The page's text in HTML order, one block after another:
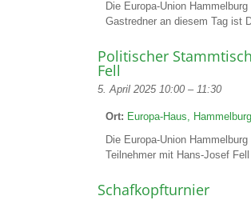
Die Europa-Union
Gastredner an diesem Tag ist
Politischer
Fell
5. April 2025 10:00 – 11:30
Ort: Europa-Haus, Hammelburg
Die Europa-Union
Teilnehmer mit Hans-Josef
Schafkopfturnier